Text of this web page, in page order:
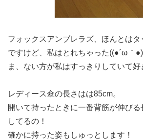
フォックスアンブレラズ、ほんとは
ですけど、私はとれちゃった((●´ω｀●)
ま、ない方が私はすっきりしていて好
レディース傘の長さはは85cm。
開いて持ったときに一番背筋が伸び
してるの！
確かに持った姿もしゅっとします！